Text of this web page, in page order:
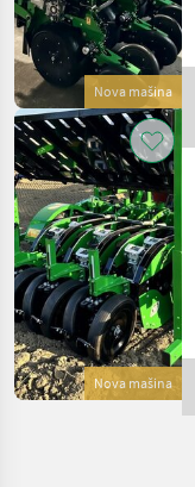
Nova mašina
Nova mašina